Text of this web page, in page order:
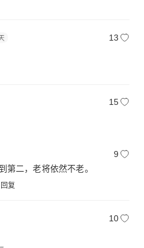
13
15
9
第二，老将依然不老。
回复
10